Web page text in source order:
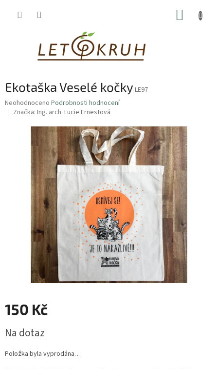
Ekotaška Veselé kočky LE97
Průměrné
hodnocení
hvězdiček.
Neohodnoceno Podrobnosti hodnocení
Značka: Ing. arch. Lucie Ernestová
150 Kč
cena:
Na dotaz
Položka byla vyprodána…